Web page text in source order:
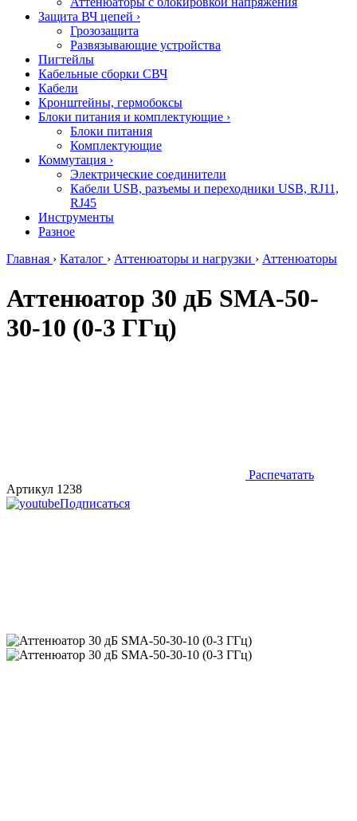
Защита ВЧ цепей ›
Грозозащита
Развязывающие устройства
Пигтейлы
Кабельные сборки СВЧ
Кабели
Кронштейны, гермобоксы
Блоки питания и комплектующие ›
Блоки питания
Комплектующие
Коммутация ›
Электрические соединители
Кабели USB, разъемы и переходники USB, RJ11,
RJ45
Инструменты
Разное
Главная › Каталог › Аттенюаторы и нагрузки › Аттенюаторы
Аттенюатор 30 дБ SMA-50-
30-10 (0-3 ГГц)
Распечатать
Артикул 1238
Подписаться